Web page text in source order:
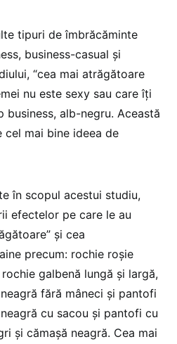
tipuri de îmbrăcăminte
business-casual și
“cea mai atrăgătoare
nu este sexy sau care îți
alb-negru. Această
mai bine ideea de
în scopul acestui studiu,
efectelor pe care le au
și cea
precum: rochie roșie
galbenă lungă și largă,
fără mâneci și pantofi
cu sacou și pantofi cu
și cămașă neagră. Cea mai